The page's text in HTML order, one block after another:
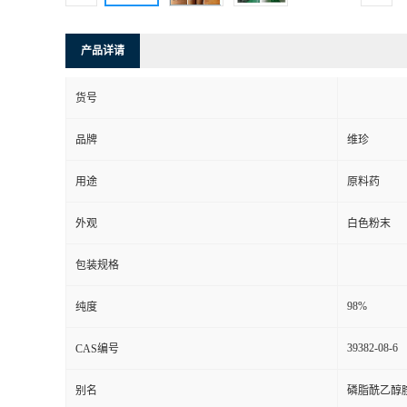
产品详请
货号
品牌 维珍
用途 原料药
外观 白色粉末
包装规格
纯度 98%
CAS编号 39382-08-6
别名 磷脂酰乙醇